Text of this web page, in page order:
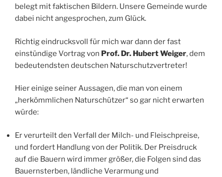
belegt mit faktischen Bildern. Unsere Gemeinde wurde
dabei nicht angesprochen, zum Glück.
Richtig eindrucksvoll für mich war dann der fast
einstündige Vortrag von Prof. Dr. Hubert Weiger, dem
bedeutendsten deutschen Naturschutzvertreter!
Hier einige seiner Aussagen, die man von einem
„herkömmlichen Naturschützer“ so gar nicht erwarten
würde:
Er verurteilt den Verfall der Milch- und Fleischpreise,
und fordert Handlung von der Politik. Der Preisdruck
auf die Bauern wird immer größer, die Folgen sind das
Bauernsterben, ländliche Verarmung und